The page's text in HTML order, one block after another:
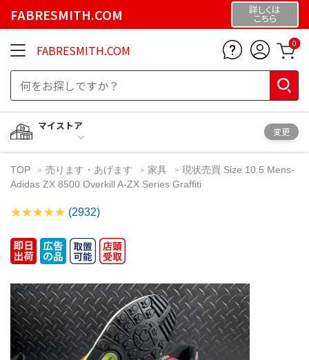
FABRESMITH.COM 詳しくは
こちら
FABRESMITH.COM 0
マイストア
変更
TOP 売ります・あげます 家具
現状売買 Size 10.5 Mens-
Adidas ZX 8500 Overkill A-ZX Series Graffiti
(2932)